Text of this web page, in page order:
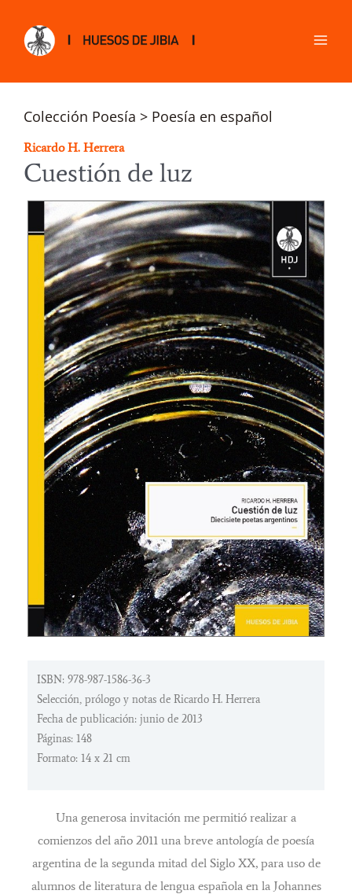
Colección Poesía > Poesía en español
Ricardo H. Herrera
Cuestión de luz
ISBN: 978-987-1586-36-3
Selección, prólogo y notas de Ricardo H. Herrera
Fecha de publicación: junio de 2013
Páginas: 148
Formato: 14 x 21 cm
Una generosa invitación me permitió realizar a
comienzos del año 2011 una breve antología de poesía
argentina de la segunda mitad del Siglo XX, para uso de
alumnos de literatura de lengua española en la Johannes